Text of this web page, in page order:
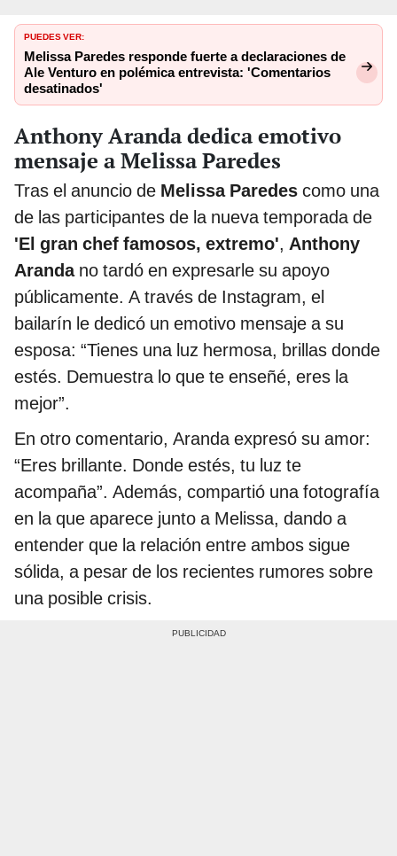
PUEDES VER:
Melissa Paredes responde fuerte a declaraciones de
Ale Venturo en polémica entrevista: 'Comentarios
desatinados'
Anthony Aranda dedica emotivo
mensaje a Melissa Paredes
Tras el anuncio de Melissa Paredes como una
de las participantes de la nueva temporada de
'El gran chef famosos, extremo', Anthony
Aranda no tardó en expresarle su apoyo
públicamente. A través de Instagram, el
bailarín le dedicó un emotivo mensaje a su
esposa: “Tienes una luz hermosa, brillas donde
estés. Demuestra lo que te enseñé, eres la
mejor”.
En otro comentario, Aranda expresó su amor:
“Eres brillante. Donde estés, tu luz te
acompaña”. Además, compartió una fotografía
en la que aparece junto a Melissa, dando a
entender que la relación entre ambos sigue
sólida, a pesar de los recientes rumores sobre
una posible crisis.